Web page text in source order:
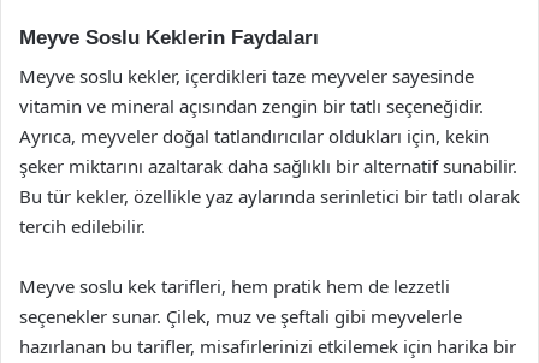
Meyve Soslu Keklerin Faydaları
Meyve soslu kekler, içerdikleri taze meyveler sayesinde
vitamin ve mineral açısından zengin bir tatlı seçeneğidir.
Ayrıca, meyveler doğal tatlandırıcılar oldukları için, kekin
şeker miktarını azaltarak daha sağlıklı bir alternatif sunabilir.
Bu tür kekler, özellikle yaz aylarında serinletici bir tatlı olarak
tercih edilebilir.
Meyve soslu kek tarifleri, hem pratik hem de lezzetli
seçenekler sunar. Çilek, muz ve şeftali gibi meyvelerle
hazırlanan bu tarifler, misafirlerinizi etkilemek için harika bir